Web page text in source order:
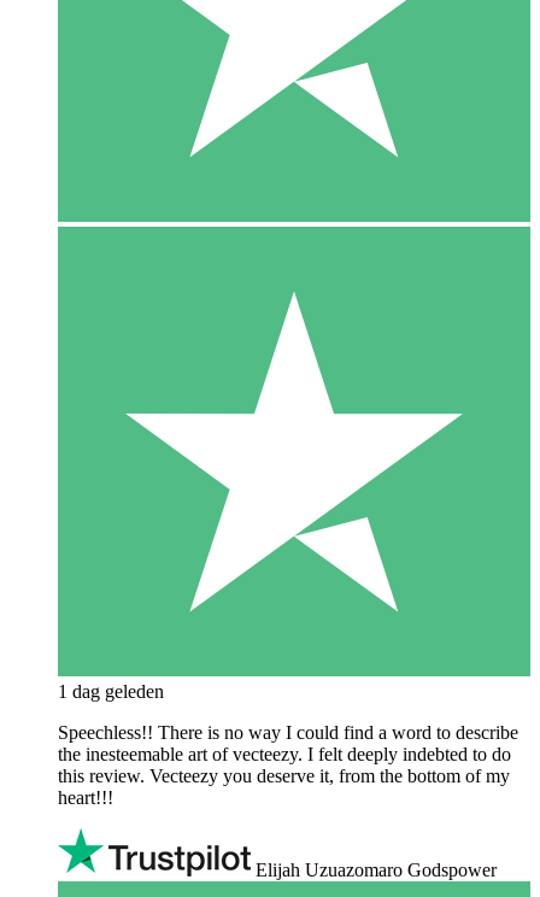
1 dag geleden
Speechless!! There is no way I could find a word to describe
the inesteemable art of vecteezy. I felt deeply indebted to do
this review. Vecteezy you deserve it, from the bottom of my
heart!!!
Elijah Uzuazomaro Godspower